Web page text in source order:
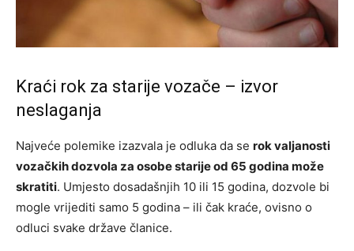
Kraći rok za starije vozače – izvor
neslaganja
Najveće polemike izazvala je odluka da se rok valjanosti
vozačkih dozvola za osobe starije od 65 godina može
skratiti. Umjesto dosadašnjih 10 ili 15 godina, dozvole bi
mogle vrijediti samo 5 godina – ili čak kraće, ovisno o
odluci svake države članice.